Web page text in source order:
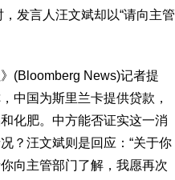
发言人汪文斌却以“请向主管
(Bloomberg News)记者提
中国为斯里兰卡提供贷款，
化肥。中方能否证实这一消
？汪文斌则是回应：“关于你
向主管部门了解，我愿再次